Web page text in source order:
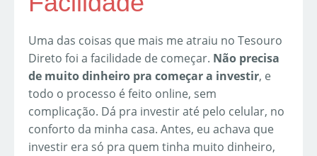
Uma das coisas que mais me atraiu no Tesouro
Direto foi a facilidade de começar. Não precisa
de muito dinheiro pra começar a investir, e
todo o processo é feito online, sem
complicação. Dá pra investir até pelo celular, no
conforto da minha casa. Antes, eu achava que
investir era só pra quem tinha muito dinheiro,